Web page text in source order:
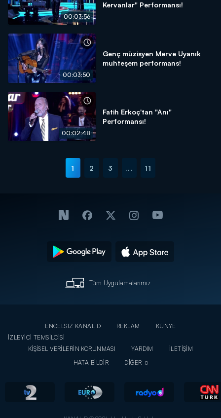
00:03:56
Kervanlar" Performansı!
00:03:50
Genç müzisyen Merve Uyanık
muhteşem performans!
00:02:48
Fatih Erkoç'tan "Anı"
Performansı!
1 2 3 ... 11
Tüm Uygulamalarımız
ENGELSİZ KANAL D REKLAM
KÜNYE
İZLEYİCİ TEMSİLCİSİ
KİŞİSEL VERİLERİN KORUNMASI
YARDIM
İLETİŞİM
HATA BİLDİR
DİĞER